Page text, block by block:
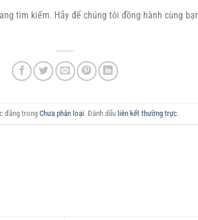
tìm kiếm. Hãy để chúng tôi đồng hành cùng
đăng trongChưa phân loại. Đánh dấu liên kết thường trực.